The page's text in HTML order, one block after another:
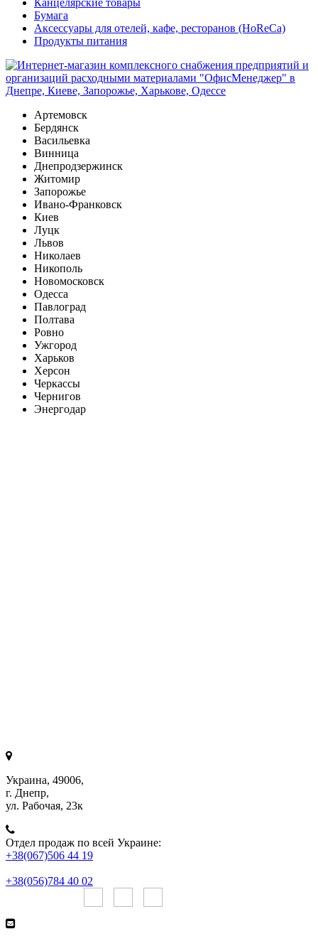
Канцелярские товары
Бумага
Аксессуары для отелей, кафе, ресторанов (HoReCa)
Продукты питания
Артемовск
Бердянск
Васильевка
Винница
Днепродзержинск
Житомир
Запорожье
Ивано-Франковск
Киев
Луцк
Львов
Николаев
Никополь
Новомосковск
Одесса
Павлоград
Полтава
Ровно
Ужгород
Харьков
Херсон
Черкассы
Чернигов
Энергодар
Украина, 49006,
г. Днепр,
ул. Рабочая, 23к
Отдел продаж по всей Украине:
+38(067)506 44 19
+38(056)784 40 02